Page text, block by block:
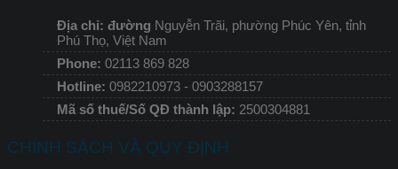
Địa chỉ: đường Nguyễn Trãi, phường Phúc Yên, tỉnh
Phú Thọ, Việt Nam
Phone: 02113 869 828
Hotline: 0982210973 - 0903288157
Mã số thuế/Số QĐ thành lập: 2500304881
CHÍNH SÁCH VÀ QUY ĐỊNH